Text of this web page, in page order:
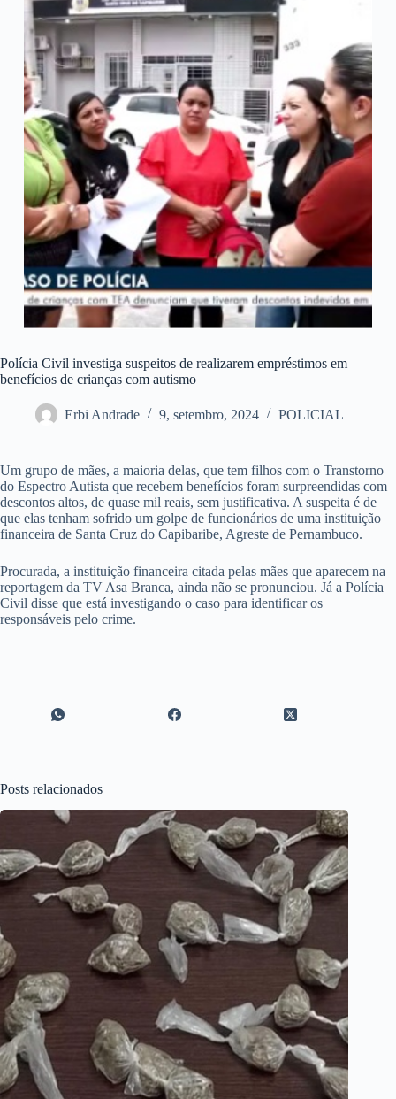
Polícia Civil investiga suspeitos de realizarem empréstimos em
benefícios de crianças com autismo
Erbi Andrade 9, setembro, 2024 POLICIAL
Um grupo de mães, a maioria delas, que tem filhos com o Transtorno
do Espectro Autista que recebem benefícios foram surpreendidas com
descontos altos, de quase mil reais, sem justificativa. A suspeita é de
que elas tenham sofrido um golpe de funcionários de uma instituição
financeira de Santa Cruz do Capibaribe, Agreste de Pernambuco.
Procurada, a instituição financeira citada pelas mães que aparecem na
reportagem da TV Asa Branca, ainda não se pronunciou. Já a Polícia
Civil disse que está investigando o caso para identificar os
responsáveis pelo crime.
Posts relacionados